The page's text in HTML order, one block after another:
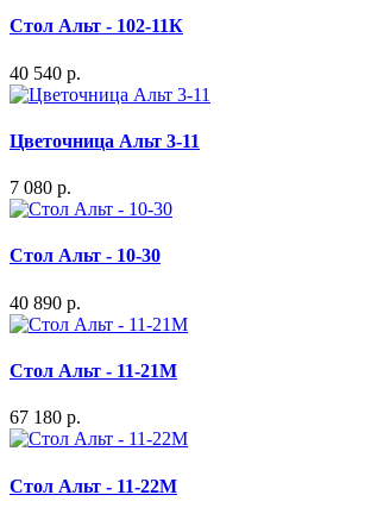
Стол Альт - 102-11К
40 540 р.
Цветочница Альт 3-11
7 080 р.
Стол Альт - 10-30
40 890 р.
Стол Альт - 11-21М
67 180 р.
Стол Альт - 11-22М